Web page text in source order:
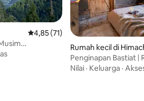
Nilai rata-rata 4,85 dari 5, 71 ulasan
4,85 (71)
Rumah kecil di
esh
Penginapan Bastiat |
Restored House
Nilai · Keluarga ·